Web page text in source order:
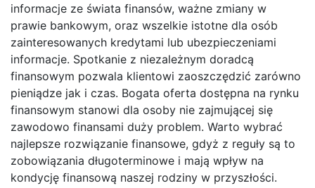
informacje ze świata finansów, ważne zmiany w
prawie bankowym, oraz wszelkie istotne dla osób
zainteresowanych kredytami lub ubezpieczeniami
informacje. Spotkanie z niezależnym doradcą
finansowym pozwala klientowi zaoszczędzić zarówno
pieniądze jak i czas. Bogata oferta dostępna na rynku
finansowym stanowi dla osoby nie zajmującej się
zawodowo finansami duży problem. Warto wybrać
najlepsze rozwiązanie finansowe, gdyż z reguły są to
zobowiązania długoterminowe i mają wpływ na
kondycję finansową naszej rodziny w przyszłości.